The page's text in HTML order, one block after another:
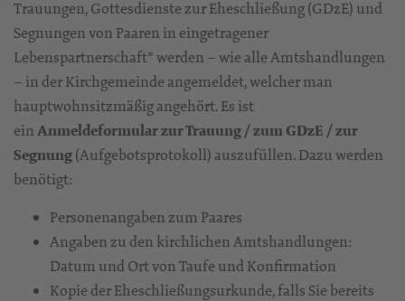
Trauungen, Gottesdienste zur Eheschließung (GDzE) und
Segnungen von Paaren in eingetragener
Lebenspartnerschaft* werden – wie alle Amtshandlungen
– in der Kirchgemeinde angemeldet, welcher man
hauptwohnsitzmäßig angehört. Es ist
einAnmeldeformular zur Trauung / zum GDzE / zur
Segnung(Aufgebotsprotokoll) auszufüllen. Dazu werden
benötigt:
Personenangaben zum Paares
Angaben zu den kirchlichen Amtshandlungen:
Datum und Ort von Taufe und Konfirmation
Kopie der Eheschließungsurkunde, falls Sie bereits